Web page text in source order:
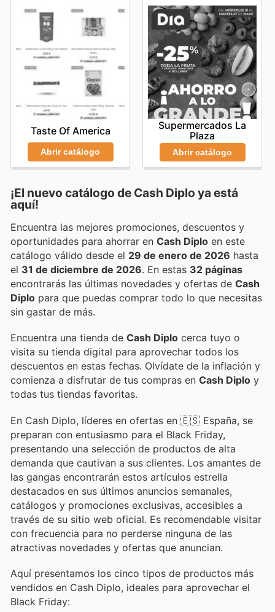
Taste Of America
Abrir catálogo
Supermercados La
Plaza
Abrir catálogo
¡El nuevo catálogo de Cash Diplo ya está
aquí!
Encuentra las mejores promociones, descuentos y
oportunidades para ahorrar en Cash Diplo en este
catálogo válido desde el 29 de enero de 2026 hasta
el 31 de diciembre de 2026 . En estas 32 páginas
encontrarás las últimas novedades y ofertas de Cash
Diplo para que puedas comprar todo lo que necesitas
sin gastar de más.
Encuentra una tienda de Cash Diplo cerca tuyo o
visita su tienda digital para aprovechar todos los
descuentos en estas fechas. Olvídate de la inflación y
comienza a disfrutar de tus compras en Cash Diplo y
todas tus tiendas favoritas.
En Cash Diplo, líderes en ofertas en 🇪🇸 España, se
preparan con entusiasmo para el Black Friday,
presentando una selección de productos de alta
demanda que cautivan a sus clientes. Los amantes de
las gangas encontrarán estos artículos estrella
destacados en sus últimos anuncios semanales,
catálogos y promociones exclusivas, accesibles a
través de su sitio web oficial. Es recomendable visitar
con frecuencia para no perderse ninguna de las
atractivas novedades y ofertas que anuncian.
Aquí presentamos los cinco tipos de productos más
vendidos en Cash Diplo, ideales para aprovechar el
Black Friday: